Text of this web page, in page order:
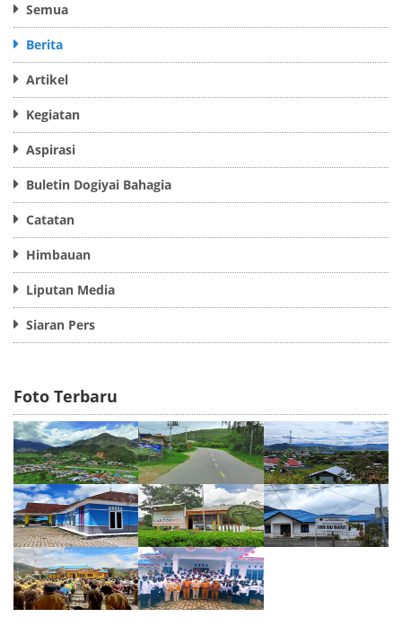
Semua
Berita
Artikel
Kegiatan
Aspirasi
Buletin Dogiyai Bahagia
Catatan
Himbauan
Liputan Media
Siaran Pers
Foto Terbaru